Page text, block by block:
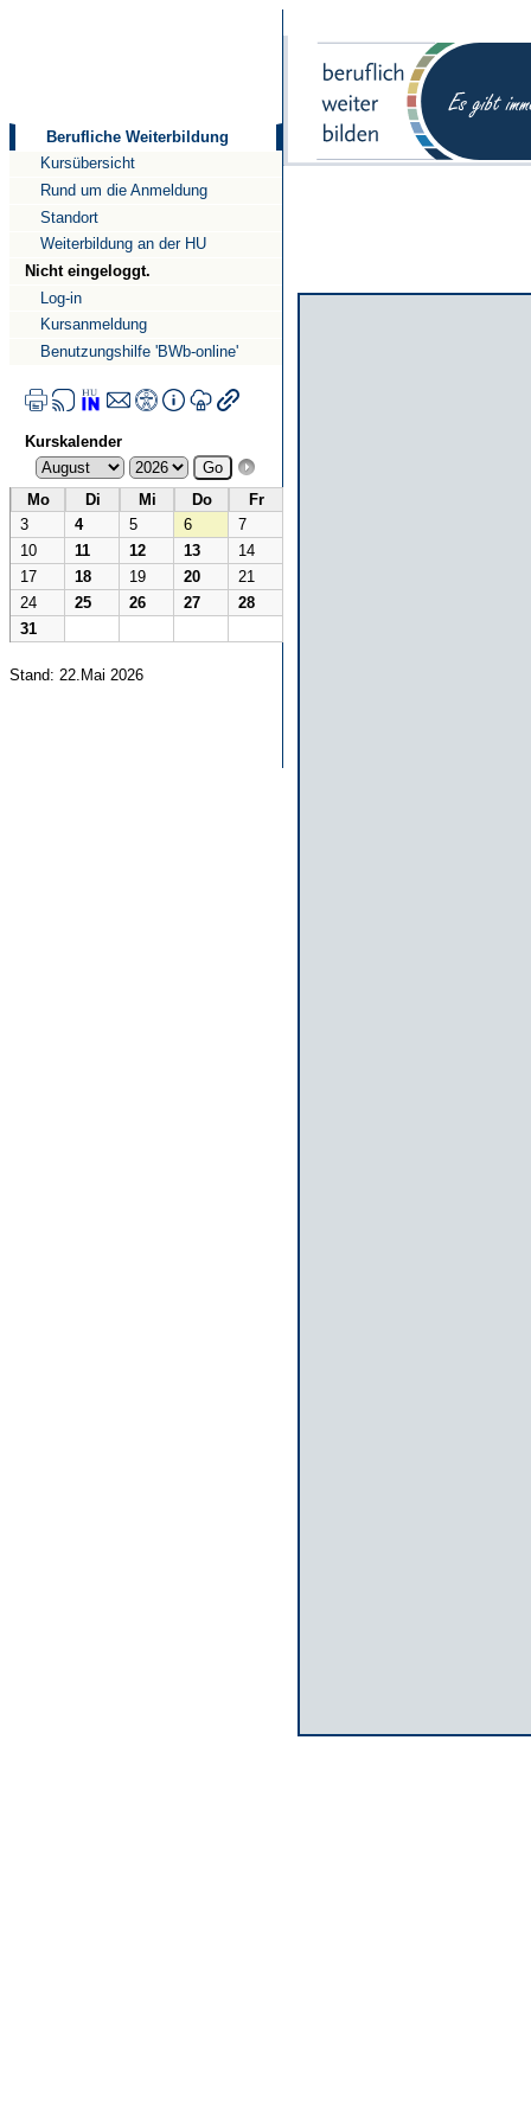
Berufliche Weiterbildung
Kursübersicht
Rund um die Anmeldung
Standort
Weiterbildung an der HU
Nicht eingeloggt.
Log-in
Kursanmeldung
Benutzungshilfe 'BWb-online'
Kurskalender
Mo Di Mi Do
Fr
3
4 5 6
7
10
11 12 13
14
17
18 19 20
21
24
25 26 27
28
31
Stand: 22.Mai 2026